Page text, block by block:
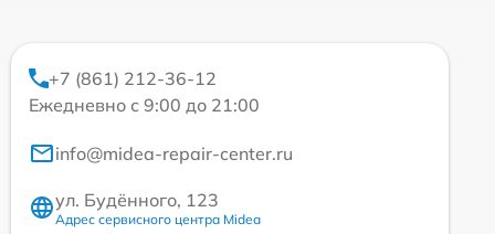
+7 (861) 212-36-12
Ежедневно с 9:00 до 21:00
info@midea-repair-center.ru
ул. Будённого, 123
Адрес сервисного центра Midea